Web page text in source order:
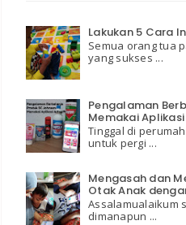
Lakukan 5 Cara
Semua orang tua
yang sukses ...
Pengalaman
Memakai
Tinggal di
untuk pergi ...
Mengasah dan
Otak Anak
Assalamualaikum
dimanapun ...